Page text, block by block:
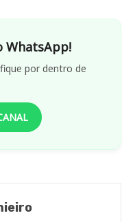
WhatsApp!
por dentro de